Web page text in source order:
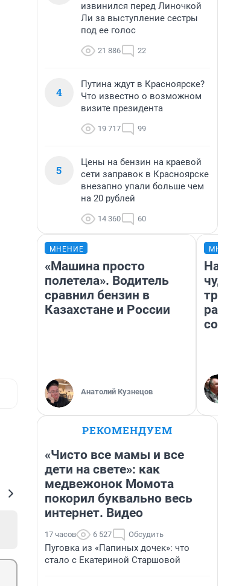
извинился перед Линочкой
Ли за выступление сестры
под ее голос
21 886 22
4
Путина ждут в Красноярске?
Что известно о возможном
визите президента
19 717 99
5
Цены на бензин на краевой
сети заправок в Красноярске
внезапно упали больше чем
на 20 рублей
14 360 60
МНЕНИЕ
«Машина просто
полетела». Водитель
сравнил бензин в
Казахстане и России
Анатолий Кузнецов
РЕКОМЕНДУЕМ
«Чисто все мамы и все
дети на свете»: как
медвежонок Момота
покорил буквально весь
интернет. Видео
17 часов 6 527 Обсудить
Пуговка из «Папиных дочек»: что
стало с Екатериной Старшовой